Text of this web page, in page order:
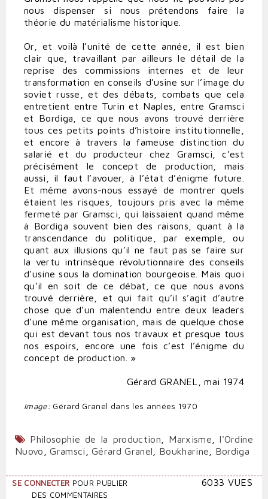
nous dispenser si nous prétendons faire la
théorie du matérialisme historique.
Or, et voilà l’unité de cette année, il est bien
clair que, travaillant par ailleurs le détail de la
reprise des commissions internes et de leur
transformation en conseils d’usine sur l’image du
soviet russe, et des débats, combats que cela
entretient entre Turin et Naples, entre Gramsci
et Bordiga, ce que nous avons trouvé derrière
tous ces petits points d’histoire institutionnelle,
et encore à travers la fameuse distinction du
salarié et du producteur chez Gramsci, c’est
précisément le concept de production, mais
aussi, il faut l’avouer, à l’état d’énigme future.
Et même avons-nous essayé de montrer quels
étaient les risques, toujours pris avec la même
fermeté par Gramsci, qui laissaient quand même
à Bordiga souvent bien des raisons, quant à la
transcendance du politique, par exemple, ou
quant aux illusions qu’il ne faut pas se faire sur
la vertu intrinsèque révolutionnaire des conseils
d’usine sous la domination bourgeoise. Mais quoi
qu’il en soit de ce débat, ce que nous avons
trouvé derrière, et qui fait qu’il s’agit d’autre
chose que d’un malentendu entre deux leaders
d’une même organisation, mais de quelque chose
qui est devant tous nos travaux et presque tous
nos espoirs, encore une fois c’est l’énigme du
concept de production. »
Gérard GRANEL, mai 1974
Image:Gérard Granel dans les années 1970
Philosophie de la production Marxisme ,l'Ordine
Nuovo ,Gramsci ,Gérard Granel Boukharine Bordiga
SE CONNECTER POUR PUBLIER
DES COMMENTAIRES
6033 VUES